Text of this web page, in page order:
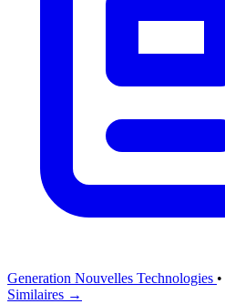
Generation Nouvelles Technologies •
Similaires →